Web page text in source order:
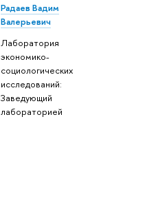
Радаев Вадим
Валерьевич
Лаборатория
экономико-
социологических
исследований:
Заведующий
лабораторией